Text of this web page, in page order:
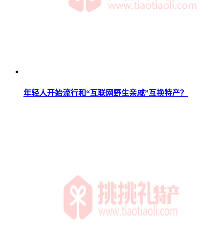
年轻人开始流行和“互联网野生亲戚”互换特产？